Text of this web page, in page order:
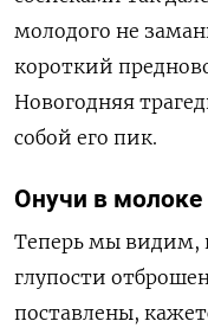
молодого не
короткий
Новогодняя
собой его пик.
Онучи в молоке
Теперь мы видим,
глупости
поставлены,